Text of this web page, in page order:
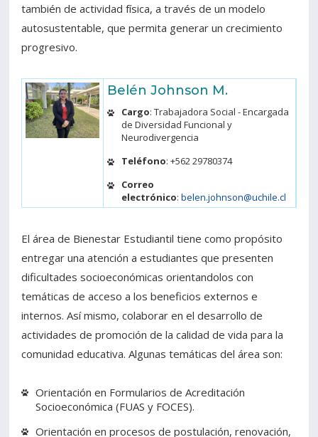
también de actividad física, a través de un modelo
autosustentable, que permita generar un crecimiento
progresivo.
Belén Johnson M.
Cargo: Trabajadora Social - Encargada
de Diversidad Funcional y
Neurodivergencia
Teléfono: +562 29780374
Correo
electrónico:belen.johnson@uchile.cl
El área de Bienestar Estudiantil tiene como propósito
entregar una atención a estudiantes que presenten
dificultades socioeconómicas orientandolos con
temáticas de acceso a los beneficios externos e
internos. Así mismo, colaborar en el desarrollo de
actividades de promoción de la calidad de vida para la
comunidad educativa. Algunas temáticas del área son:
Orientación en Formularios de Acreditación
Socioeconómica (FUAS y FOCES).
Orientación en procesos de postulación, renovación,